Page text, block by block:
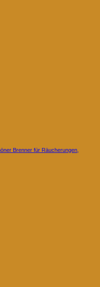
Brenner für Räucherungen,